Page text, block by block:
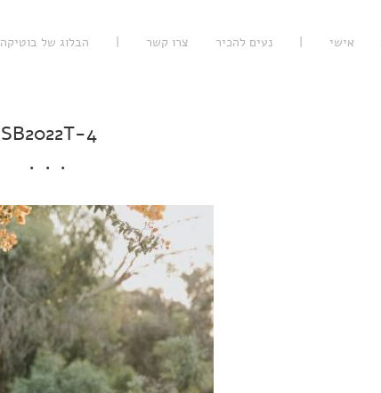
הבלוג של בוטיקה | צרו קשר נעים להכיר | אישי
SB2022T-4